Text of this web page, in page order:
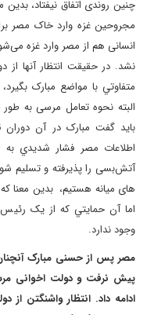
چنین روندی اتفاق نیفتاد،
مجروحين غزه وارد خاک مصر
انسانی هم از مصر وارد غزه
نشد. در حقیقت انتظار آنها
متفاوتي با مواضع مبارک
البته نحوه تعامل مرسی به
باید گفت مبارک در آن
اطلاعات مصر فشار شديدي
آتش‌بسی را پذيرفته و تسلیم
های میانه هستیم، بدین معنا
اما آن حمايتي كه از یک
وجود ندارد.
مصر پس از حسنی مبارک
پیش نرفت و دولت اخوانی
ادامه داد. انتظار واشنگتن